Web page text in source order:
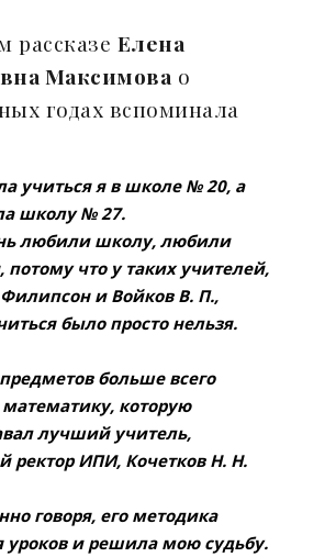
рассказе Елена
Максимова о
годах вспоминала
учиться я в школе № 20, а
школу № 27.
любили школу, любили
потому что у таких учителей,
Филипсон и Войков В. П.,
было просто нельзя.
больше всего
которую
лучший учитель,
ректор ИПИ, Кочетков Н. Н.
говоря, его методика
уроков и решила мою судьбу.